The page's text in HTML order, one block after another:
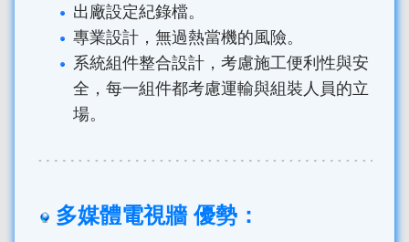
出廠設定紀錄檔。
專業設計，無過熱當機的風險。
系統組件整合設計，考慮施工便利性與安
全，每一組件都考慮運輸與組裝人員的立
場。
多媒體電視牆 優勢：